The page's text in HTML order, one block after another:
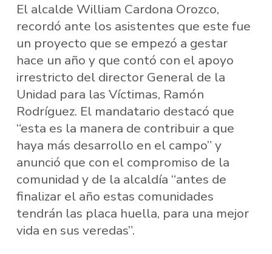
El alcalde William Cardona Orozco,
recordó ante los asistentes que este fue
un proyecto que se empezó a gestar
hace un año y que contó con el apoyo
irrestricto del director General de la
Unidad para las Víctimas, Ramón
Rodríguez. El mandatario destacó que
“esta es la manera de contribuir a que
haya más desarrollo en el campo” y
anunció que con el compromiso de la
comunidad y de la alcaldía “antes de
finalizar el año estas comunidades
tendrán las placa huella, para una mejor
vida en sus veredas”.